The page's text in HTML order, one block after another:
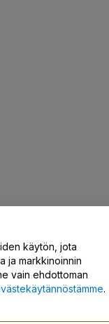
käytön, jota
ja markkinoinnin
vain ehdottoman
.